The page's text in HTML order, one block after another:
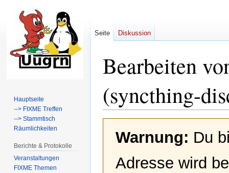
Bearbeiten
(syncthing-
Navigation
SucheWarnung: Du
Adresse wird
Seite Diskussion
Hauptseite
--> FIXME Treffen
--> Stammtisch
Räumlichkeiten
Berichte & Protokolle
Veranstaltungen
FIXME Themen